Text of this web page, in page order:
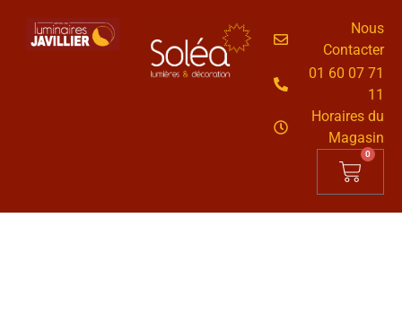
Nous
Contacter
01 60 07 71
11
Horaires du
Magasin
0